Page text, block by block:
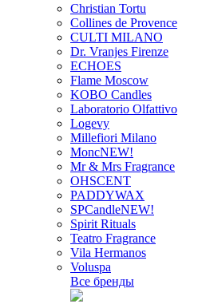
Christian Tortu
Collines de Provence
CULTI MILANO
Dr. Vranjes Firenze
ECHOES
Flame Moscow
KOBO Candles
Laboratorio Olfattivo
Logevy
Millefiori Milano
MoncNEW!
Mr & Mrs Fragrance
OHSCENT
PADDYWAX
SPCandleNEW!
Spirit Rituals
Teatro Fragrance
Vila Hermanos
Voluspa
Все бренды